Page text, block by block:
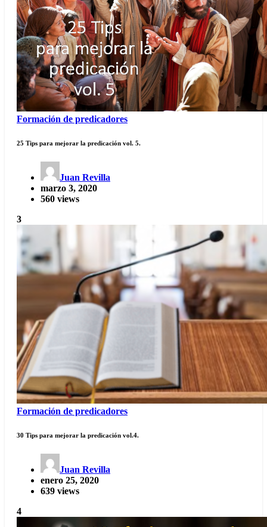
Formación de predicadores
25 Tips para mejorar la predicación vol. 5.
Juan Revilla
marzo 3, 2020
560 views
3
Formación de predicadores
30 Tips para mejorar la predicación vol.4.
Juan Revilla
enero 25, 2020
639 views
4